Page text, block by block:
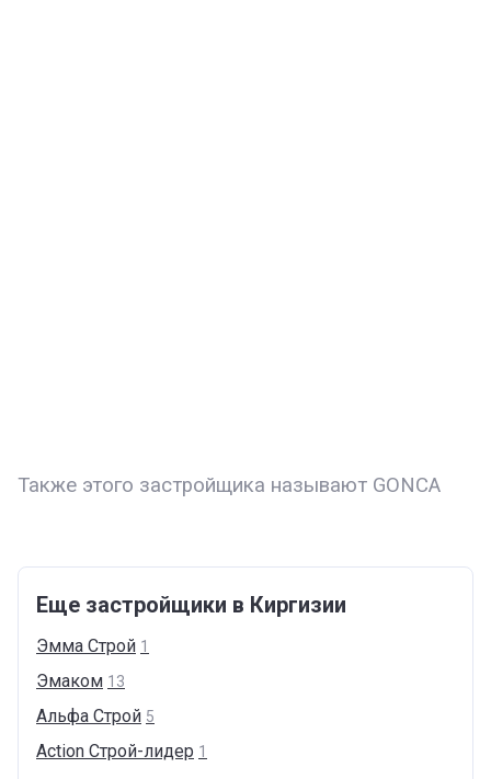
Также этого застройщика называют GONCA
Еще застройщики в Киргизии
Эмма Строй 1
Эмаком 13
Альфа Строй 5
Action Cтрой-лидер 1